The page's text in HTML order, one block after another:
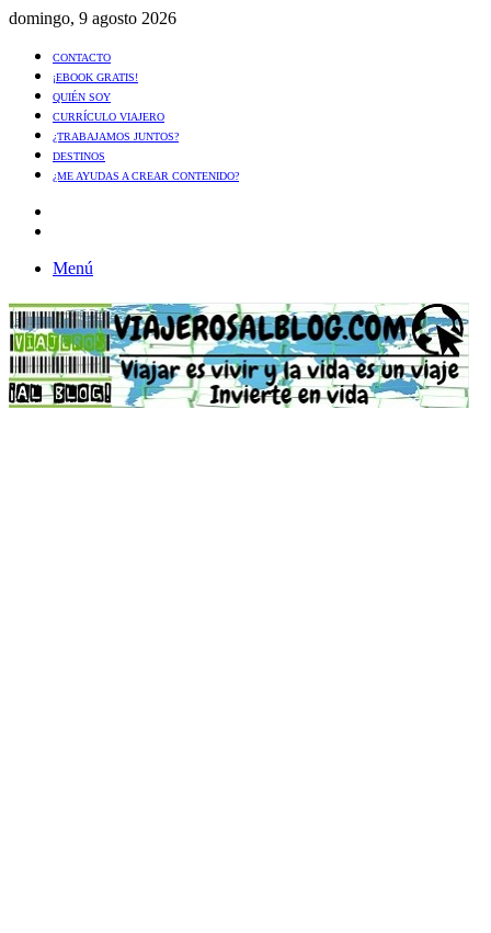
domingo, 9 agosto 2026
CONTACTO
¡EBOOK GRATIS!
QUIÉN SOY
CURRÍCULO VIAJERO
¿TRABAJAMOS JUNTOS?
DESTINOS
¿ME AYUDAS A CREAR CONTENIDO?
Menú